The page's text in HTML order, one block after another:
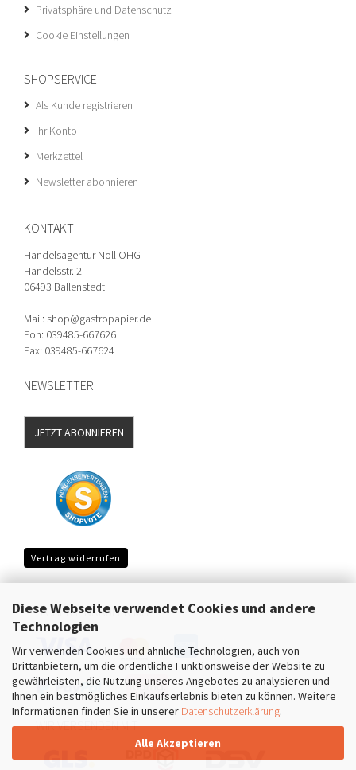
Diese Webseite verwendet Cookies und andere
Technologien
Wir verwenden Cookies und ähnliche Technologien, auch von
Drittanbietern, um die ordentliche Funktionsweise der Website zu
gewährleisten, die Nutzung unseres Angebotes zu analysieren und
Ihnen ein bestmögliches Einkaufserlebnis bieten zu können. Weitere
Informationen finden Sie in unserer Datenschutzerklärung.
Alle Akzeptieren
Privatsphäre und Datenschutz
Cookie Einstellungen
SHOPSERVICE
Als Kunde registrieren
Ihr Konto
Merkzettel
Newsletter abonnieren
KONTAKT
Handelsagentur Noll OHG
Handelsstr. 2
06493 Ballenstedt
Mail: shop@gastropapier.de
Fon: 039485-667626
Fax: 039485-667624
NEWSLETTER
JETZT ABONNIEREN
Vertrag widerrufen
SICHER EINKAUFEN MIT
WIR VERSENDEN MIT